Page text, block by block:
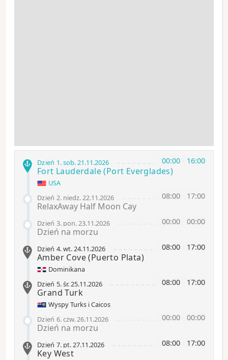
00:00 16:00
Dzień 1.sob.21.11.2026
Fort Lauderdale(Port Everglades)
USA
08:00 17:00
Dzień 2. niedz.22.11.2026
RelaxAway Half Moon Cay
00:00 00:00
Dzień 3. pon.23.11.2026
Dzień na morzu
08:00 17:00
Dzień 4.wt.24.11.2026
Amber Cove(Puerto Plata)
Dominikana
08:00 17:00
Dzień 5.śr.25.11.2026
Grand Turk
Wyspy Turks i Caicos
00:00 00:00
Dzień 6.czw.26.11.2026
Dzień na morzu
08:00 17:00
Dzień 7. pt.27.11.2026
Key West